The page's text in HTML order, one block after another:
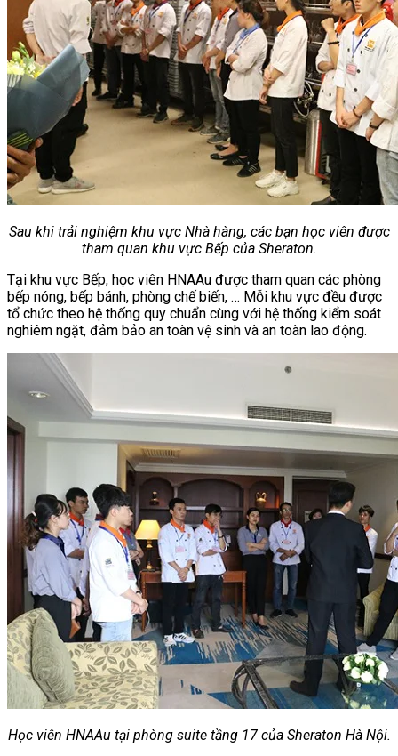
Chưa có sản phẩm trong giỏ hàng.
Sau khi trải nghiệm khu vực Nhà hàng, các bạn học viên được
tham quan khu vực Bếp của Sheraton.
Tại khu vực Bếp, học viên HNAAu được tham quan các phòng
bếp nóng, bếp bánh, phòng chế biến, … Mỗi khu vực đều được
tổ chức theo hệ thống quy chuẩn cùng với hệ thống kiểm soát
nghiêm ngặt, đảm bảo an toàn vệ sinh và an toàn lao động.
Học viên HNAAu tại phòng suite tầng 17 của Sheraton Hà Nội.